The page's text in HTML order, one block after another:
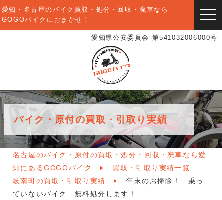
愛知・名古屋のバイク買取・処分・回収・廃車なら
GOGOバイクにおまかせ！
愛知県公安委員会 第541032006000号
バイク・原付の買取・引取り実績
名古屋のバイク・原付の買取・処分・回収・廃車なら愛
知にあるGOGOバイク
買取・引取り実績一覧
岐南町の買取・引取り実績
年末のお掃除！ 乗っ
ていないバイク 無料処分します！